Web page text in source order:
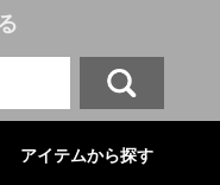
アイテムから探す